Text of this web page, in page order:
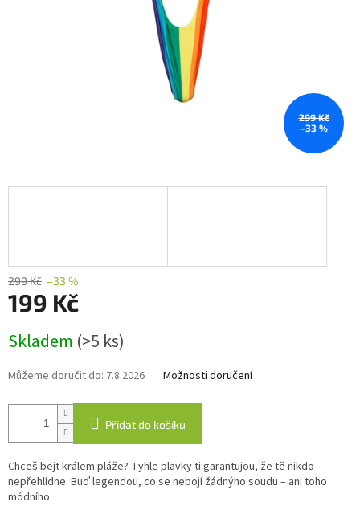
299 Kč
–33 %
299 Kč –33 %
199 Kč
cena:
Skladem (>5 ks)
Můžeme doručit do: 7.8.2026 Možnosti doručení
Přidat do košíku
Chceš bejt králem pláže? Tyhle plavky ti garantujou, že tě nikdo
nepřehlídne. Buď legendou, co se nebojí žádnýho soudu – ani toho
módního.